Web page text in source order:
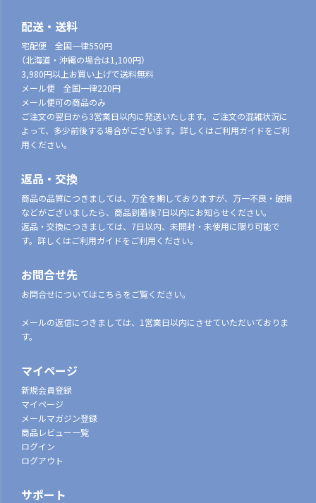
配送・送料
宅配便 全国一律550円
（北海道・沖縄の場合は1,100円）
3,980円以上お買い上げで送料無料
メール便 全国一律220円
メール便可の商品のみ
ご注文の翌日から3営業日以内に発送いたします。ご注文の混雑状況に
よって、多少前後する場合がございます。詳しくはご利用ガイドをご利
用ください。
返品・交換
商品の品質につきましては、万全を期しておりますが、万一不良・破損
などがございましたら、商品到着後7日以内にお知らせください。
返品・交換につきましては、7日以内、未開封・未使用に限り可能で
す。詳しくはご利用ガイドをご利用ください。
お問合せ先
お問合せについてはこちらをご覧ください。
メールの返信につきましては、1営業日以内にさせていただいておりま
す。
マイページ
新規会員登録
マイページ
メールマガジン登録
商品レビュー一覧
ログイン
ログアウト
サポート